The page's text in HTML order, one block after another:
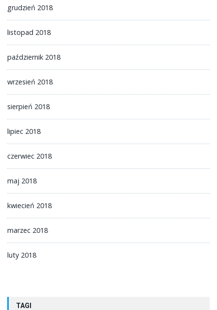
grudzień 2018
listopad 2018
październik 2018
wrzesień 2018
sierpień 2018
lipiec 2018
czerwiec 2018
maj 2018
kwiecień 2018
marzec 2018
luty 2018
TAGI